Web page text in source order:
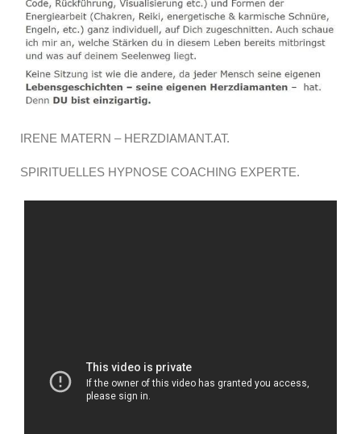
IRENE MATERN – HERZDIAMANT.AT.
SPIRITUELLES HYPNOSE COACHING EXPERTE.